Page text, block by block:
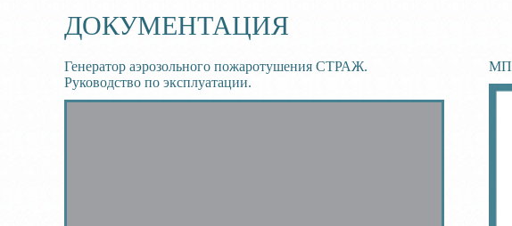
ДОКУМЕНТАЦИЯ
Генератор аэрозольного пожаротушения СТРАЖ.
Руководство по эксплуатации.